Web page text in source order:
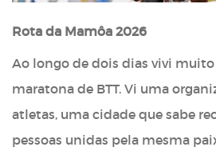
Rota da Mamôa 2026
Ao longo de dois dias vivi
maratona de BTT. Vi uma
atletas, uma cidade que sabe
pessoas unidas pela mesma